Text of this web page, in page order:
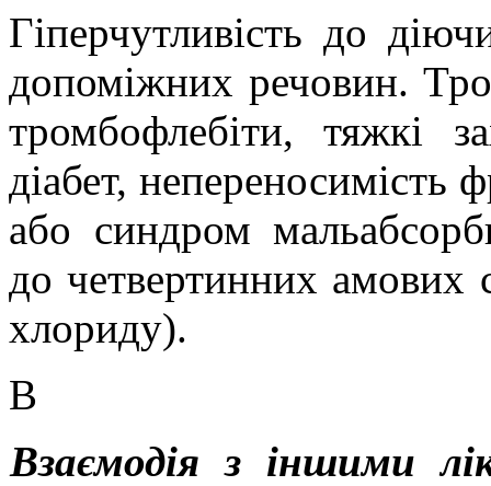
Гіперчутливість до
допоміжних речовин.
тромбофлебіти, тяжкі
діабет, непереносимість
або синдром
до четвертинних амових
хлориду).
В
Взаємодія з іншими